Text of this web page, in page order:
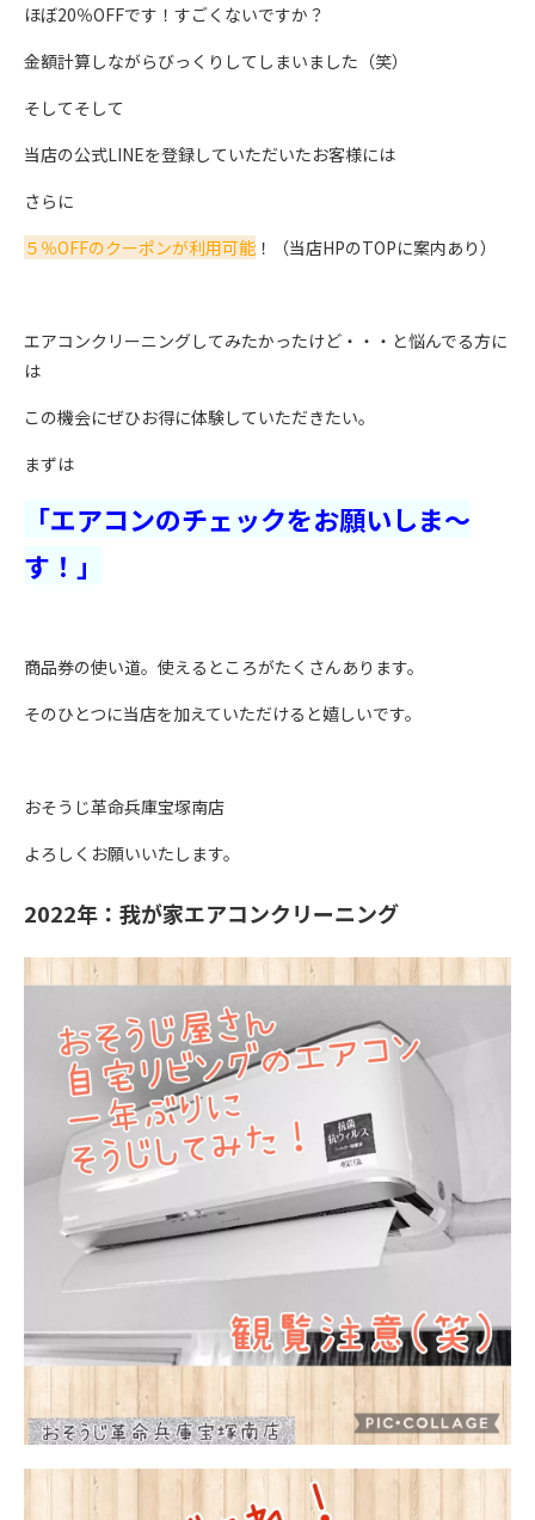
ほぼ20％OFFです！すごくないですか？
金額計算しながらびっくりしてしまいました（笑）
そしてそして
当店の公式LINEを登録していただいたお客様には
さらに
５％OFFのクーポンが利用可能 ！（当店HPのTOPに案内あり）
エアコンクリーニングしてみたかったけど・・・と悩んでる方に
は
この機会にぜひお得に体験していただきたい。
まずは
「エアコンのチェックをお願いしま～
す！」
商品券の使い道。使えるところがたくさんあります。
そのひとつに当店を加えていただけると嬉しいです。
おそうじ革命兵庫宝塚南店
よろしくお願いいたします。
2022年：我が家エアコンクリーニング